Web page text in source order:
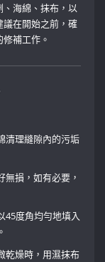
海綿、抹布，以
議在開始之前，確
補工作。
清理縫隙內的污垢
無損，如有必要，
45度角均勻地填入
乾燥時，用濕抹布